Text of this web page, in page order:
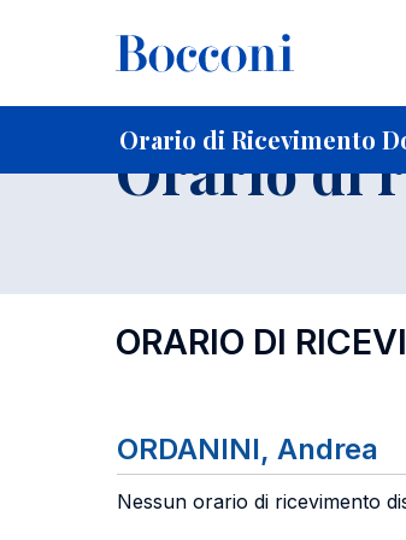
Orario di Ricevimento
Home Per studenti iscritti
Orario di
ORARIO DI
ORDANINI, Andrea
Nessun orario di ricevimento